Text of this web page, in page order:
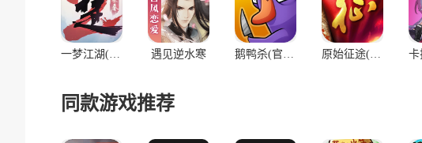
智能AI NPC，将为玩家带来耳目一新的游戏体验，NPC真正实现了“有
度学习不断给予玩家真实的智能反馈。利用AI技术为游戏世界营造出了鲜
除了充满乐趣与惊喜的冒险与探索，以及层次丰满的对战竞技体系之外，
一梦江湖(官服) 遇见逆水寒 鹅鸭杀(官服) 原始征途(官服)
同款游戏推荐